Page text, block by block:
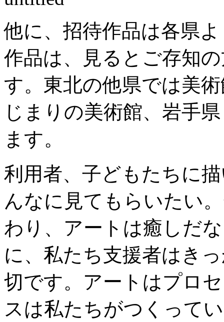
他に、招待作品は各県
作品は、見るとご存知
す。東北の他県では美
じまりの美術館、岩手
ます。
利用者、子どもたちに
んなに見てもらいたい
わり、アートは癒しだ
に、私たち支援者はき
切です。アートはプロ
スは私たちがつくって